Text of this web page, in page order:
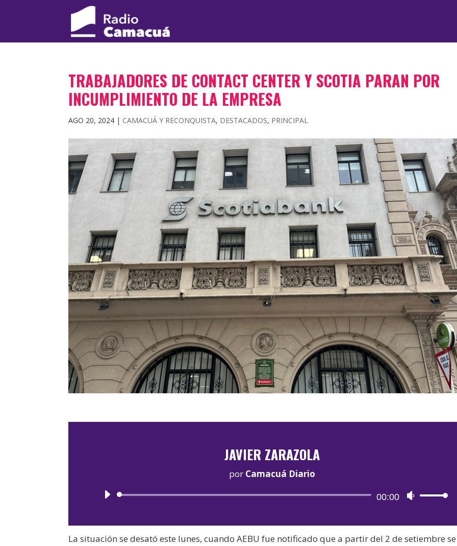
TRABAJADORES DE CONTACT CENTER Y SCOTIA PARAN POR
INCUMPLIMIENTO DE LA EMPRESA
AGO 20, 2024 | CAMACUÁ Y RECONQUISTA, DESTACADOS, PRINCIPAL
JAVIER ZARAZOLA
por Camacuá Diario
Reproductor
audio
00:00
Utiliza
teclas
de
La situación se desató este lunes, cuando AEBU fue notificado que a partir del 2 de setiembre se